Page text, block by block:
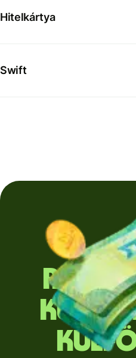
Hitelkártya
Swift